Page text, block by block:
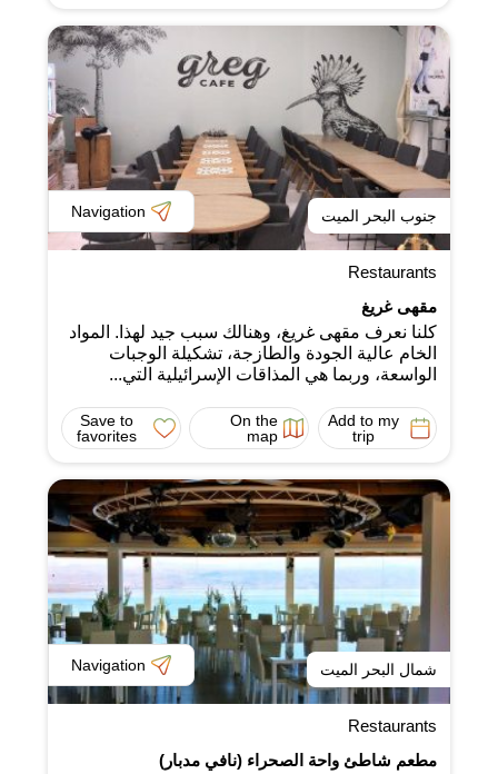
جنوب البحر الميت Navigation
Restaurants
مقهى غريغ
كلنا نعرف مقهى غريغ، وهنالك سبب جيد لهذا. المواد
الخام عالية الجودة والطازجة، تشكيلة الوجبات
الواسعة، وربما هي المذاقات الإسرائيلية التي...
Add to my
trip
On the
map
Save to
favorites
شمال البحر الميت Navigation
Restaurants
مطعم شاطئ واحة الصحراء (نافي مدبار)